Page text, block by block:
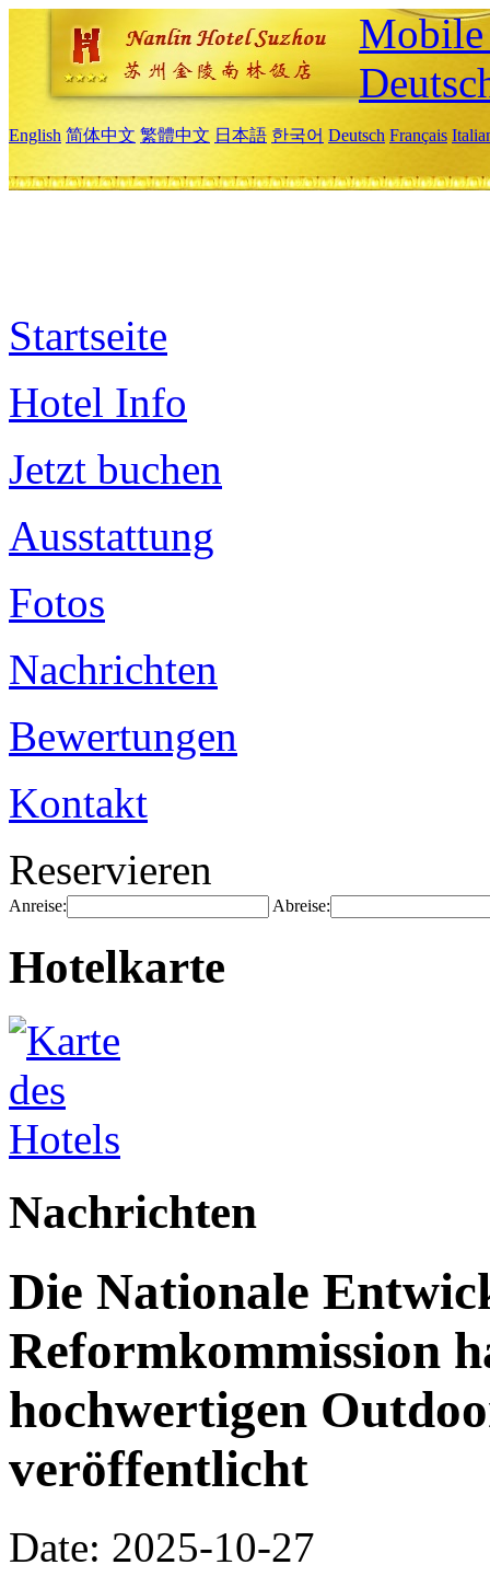
English 简体中文 繁體中文 日本語 한국어 Deutsch Français
Startseite
Hotel Info
Jetzt buchen
Ausstattung
Fotos
Nachrichten
Bewertungen
Kontakt
Reservieren
Anreise: Abreise:
Hotelkarte
Nachrichten
Die Nationale
Reformkommission
hochwertigen
veröffentlicht
Date: 2025-10-27